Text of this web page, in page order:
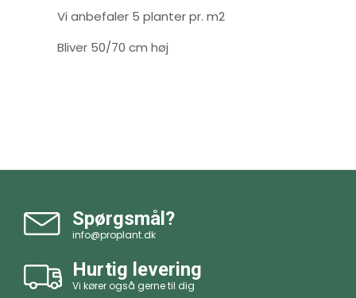
Vi anbefaler 5 planter pr. m2
Bliver 50/70 cm høj
Spørgsmål?
info@proplant.dk
Hurtig levering
Vi kører også gerne til dig